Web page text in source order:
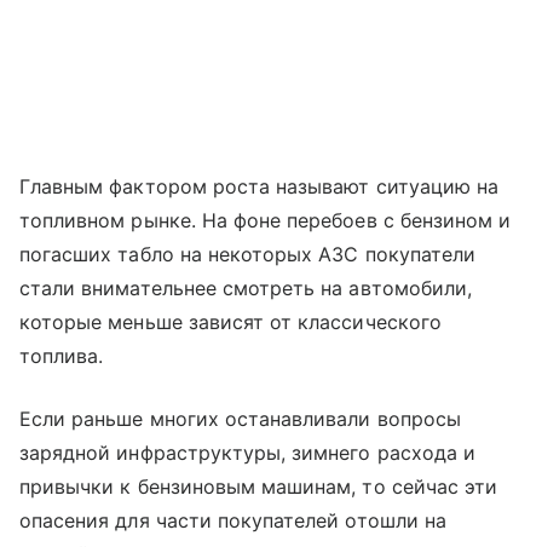
Главным фактором роста называют ситуацию на
топливном рынке. На фоне перебоев с бензином и
погасших табло на некоторых АЗС покупатели
стали внимательнее смотреть на автомобили,
которые меньше зависят от классического
топлива.
Если раньше многих останавливали вопросы
зарядной инфраструктуры, зимнего расхода и
привычки к бензиновым машинам, то сейчас эти
опасения для части покупателей отошли на